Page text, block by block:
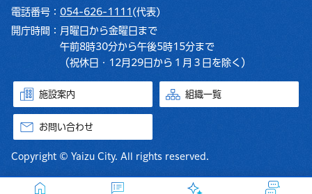
電話番号： 054-626-1111 (代表)
開庁時間： 月曜日から金曜日まで
午前8時30分から午後5時15分まで
（祝休日・12月29日から１月３日を除く）
施設案内 組織一覧
お問い合わせ
Copyright © Yaizu City. All rights reserved.